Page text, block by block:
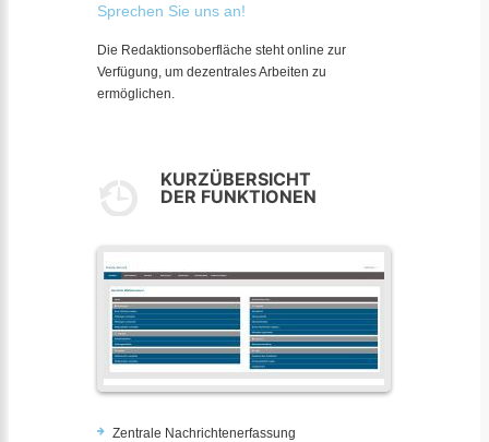
Sprechen Sie uns an!
Die Redaktionsoberfläche steht online zur
Verfügung, um dezentrales Arbeiten zu
ermöglichen.
KURZÜBERSICHT
DER FUNKTIONEN
Zentrale Nachrichtenerfassung